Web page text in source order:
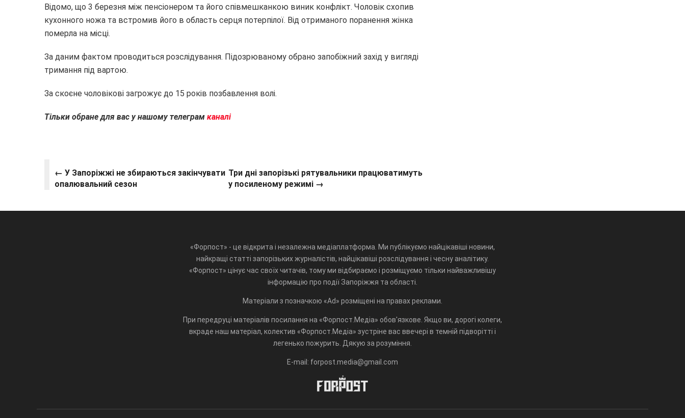
Відомо, що 3 березня між пенсіонером та його співмешканкою виник конфлікт. Чоловік схопив
кухонного ножа та встромив його в область серця потерпілої. Від отриманого поранення жінка
померла на місці.
За даним фактом проводиться розслідування. Підозрюваному обрано запобіжний захід у вигляді
тримання під вартою.
За скоєне чоловікові загрожує до 15 років позбавлення волі.
Тільки обране для вас у нашому телеграм каналі
← У Запоріжжі не збираються закінчувати
опалювальний сезон
Три дні запорізькі рятувальники працюватимуть
у посиленому режимі →
«Форпост» - це відкрита і незалежна медіаплатформа. Ми публікуємо найцікавіші новини,
найкращі статті запорізьких журналістів, найцікавіші розслідування і чесну аналітику.
«Форпост» цінує час своїх читачів, тому ми відбираємо і розміщуємо тільки найважливішу
інформацію про події Запоріжжя та області.
Матеріали з позначкою «Ad» розміщені на правах реклами.
При передруці матеріалів посилання на «Форпост.Медіа» обов'язкове. Якщо ви, дорогі колеги,
вкраде наш матеріал, колектив «Форпост.Медіа» зустріне вас ввечері в темній підворітті і
легенько пожурить. Дякую за розуміння.
E-mail: forpost.media@gmail.com